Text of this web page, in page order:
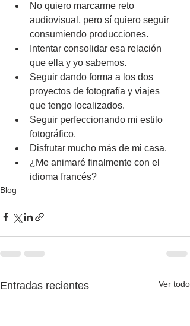
No quiero marcarme reto
audiovisual, pero sí quiero seguir
consumiendo producciones.
Intentar consolidar esa relación
que ella y yo sabemos.
Seguir dando forma a los dos
proyectos de fotografía y viajes
que tengo localizados.
Seguir perfeccionando mi estilo
fotográfico.
Disfrutar mucho más de mi casa.
¿Me animaré finalmente con el
idioma francés?
Blog
Entradas recientes Ver todo